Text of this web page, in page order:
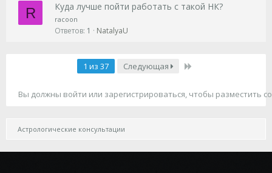
R Куда лучше пойти работать с такой НК?
racoon
Ответов 1 NatalyaU
1 из 37 Следующая
Вы должны войти или зарегистрироваться, чтобы разместить
Астрологические консультации